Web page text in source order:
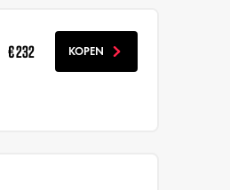
€ 232 KOPEN